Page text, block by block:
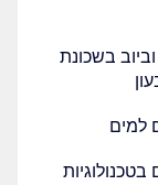
בשכונת
למים